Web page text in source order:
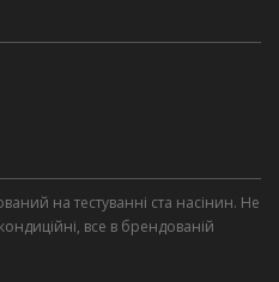
на тестуванні ста насінин. Не
все в брендованій